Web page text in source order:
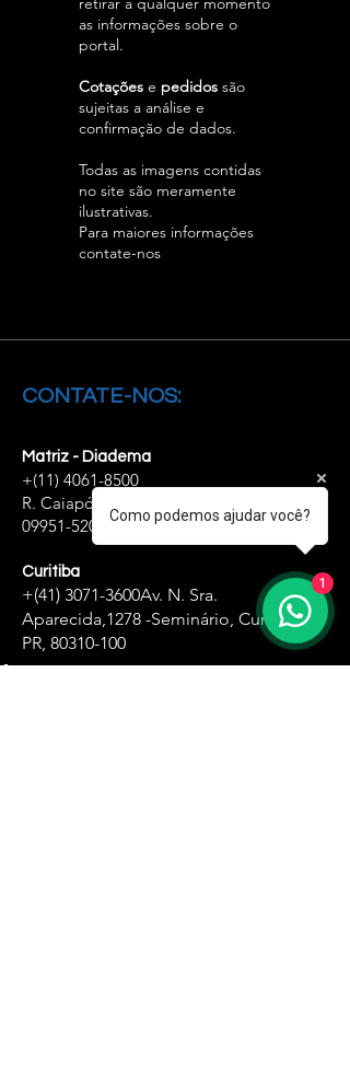
as informações sobre o
portal.
Cotações e pedidos são
sujeitas a análise e
confirmação de dados.
Todas as imagens contidas
no site são meramente
ilustrativas.
Para maiores informações
contate-nos
CONTATE-NOS:
Matriz - Diadema
+(11) 4061-8500
R. Caiapós, 98/110 - Diadema - SP,
09951-520
Curitiba
+(41) 3071-3600Av. N. Sra.
Aparecida,1278 -Seminário, Curitiba -
PR, 80310-100
Como podemos ajudar você?
1